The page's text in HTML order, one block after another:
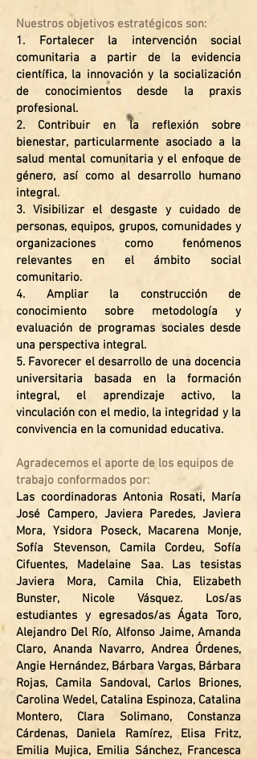
Nuestros objetivos estratégicos son:
1. Fortalecer la intervención social
comunitaria a partir de la evidencia
científica, la innovación y la socialización
de conocimientos desde la praxis
profesional.
2. Contribuir en la reflexión sobre
bienestar, particularmente asociado a la
salud mental comunitaria y el enfoque de
género, así como al desarrollo humano
integral.
3. Visibilizar el desgaste y cuidado de
personas, equipos, grupos, comunidades y
organizaciones como fenómenos
relevantes en el ámbito social
comunitario.
4. Ampliar la construcción de
conocimiento sobre metodología y
evaluación de programas sociales desde
una perspectiva integral.
5. Favorecer el desarrollo de una docencia
universitaria basada en la formación
integral, el aprendizaje activo, la
vinculación con el medio, la integridad y la
convivencia en la comunidad educativa.
Agradecemos el aporte de los equipos de
trabajo conformados por:
Las coordinadoras Antonia Rosati, María
José Campero, Javiera Paredes, Javiera
Mora, Ysidora Poseck, Macarena Monje,
Sofía Stevenson, Camila Cordeu, Sofía
Cifuentes, Madelaine Saa. Las tesistas
Javiera Mora, Camila Chia, Elizabeth
Bunster, Nicole Vásquez. Los/as
estudiantes y egresados/asÁgata Toro,
Alejandro Del Río, Alfonso Jaime, Amanda
Claro, Ananda Navarro, Andrea Órdenes,
Angie Hernández, Bárbara Vargas, Bárbara
Rojas, Camila Sandoval, Carlos Briones,
Carolina Wedel, Catalina Espinoza, Catalina
Montero, Clara Solimano, Constanza
Cárdenas, Daniela Ramírez, Elisa Fritz,
Emilia Mujica, Emilia Sánchez, Francesca